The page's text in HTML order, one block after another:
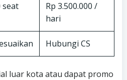
seat
Rp 3.500.000 /
hari
Hubungi CS
luar kota atau dapat promo